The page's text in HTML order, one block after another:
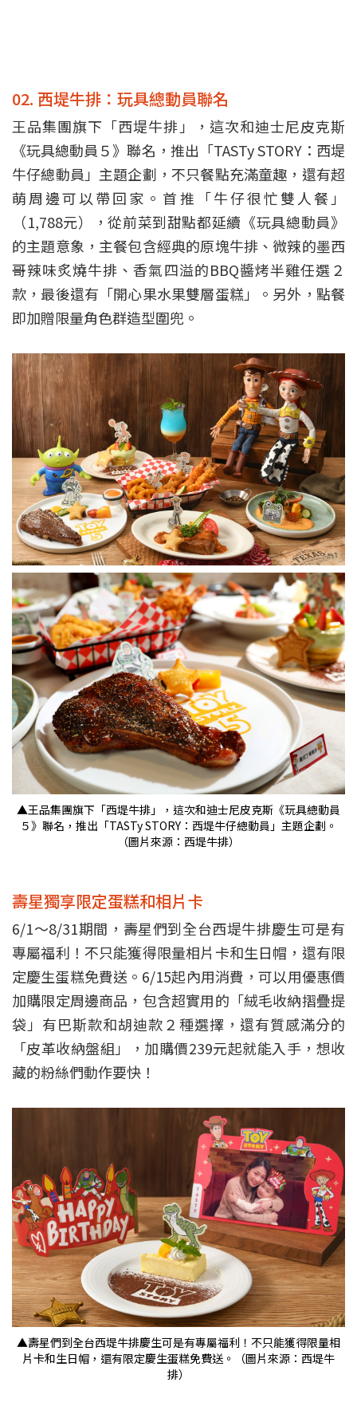
02. 西堤牛排：玩具總動員聯名
王品集團旗下「西堤牛排」，這次和迪士尼皮克斯
《玩具總動員５》聯名，推出「TASTy STORY：西堤
牛仔總動員」主題企劃，不只餐點充滿童趣，還有超
萌周邊可以帶回家。首推「牛仔很忙雙人餐」
（1,788元），從前菜到甜點都延續《玩具總動員》
的主題意象，主餐包含經典的原塊牛排、微辣的墨西
哥辣味炙燒牛排、香氣四溢的BBQ醬烤半雞任選２
款，最後還有「開心果水果雙層蛋糕」。另外，點餐
即加贈限量角色群造型圍兜。
▲王品集團旗下「西堤牛排」，這次和迪士尼皮克斯《玩具總動員
５》聯名，推出「TASTy STORY：西堤牛仔總動員」主題企劃。
（圖片來源：西堤牛排）
壽星獨享限定蛋糕和相片卡
6/1～8/31期間，壽星們到全台西堤牛排慶生可是有
專屬福利！不只能獲得限量相片卡和生日帽，還有限
定慶生蛋糕免費送。6/15起內用消費，可以用優惠價
加購限定周邊商品，包含超實用的「絨毛收納摺疊提
袋」有巴斯款和胡迪款２種選擇，還有質感滿分的
「皮革收納盤組」，加購價239元起就能入手，想收
藏的粉絲們動作要快！
▲壽星們到全台西堤牛排慶生可是有專屬福利！不只能獲得限量相
片卡和生日帽，還有限定慶生蛋糕免費送。（圖片來源：西堤牛
排）